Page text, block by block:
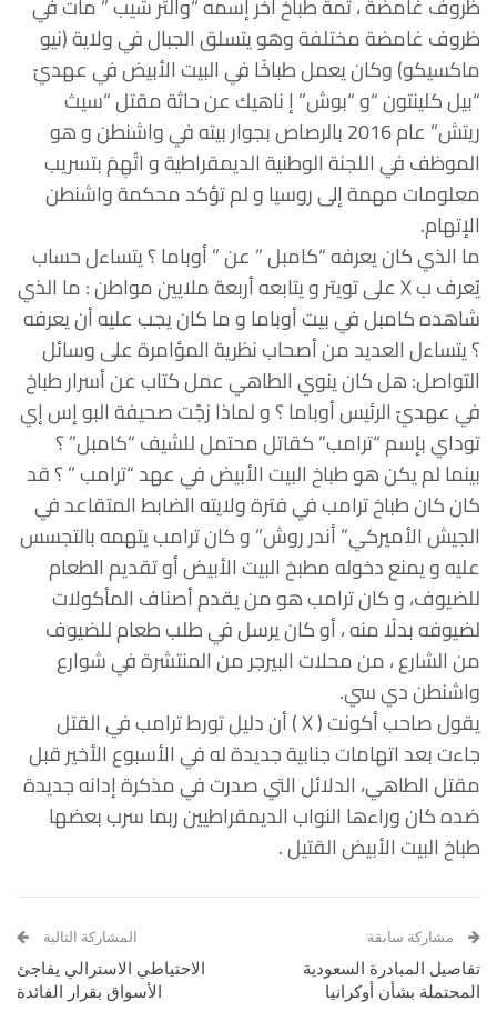
ظروف غامضة مختلفة وهو يتسلق الجبال في ولاية (نيو
ماكسيكو) وكان يعمل طباخًا في البيت الأبيض في عهديّ
“بيل كلينتون “و “بوش” إ ناهيك عن حاثة مقتل “سيث
ريتش” عام 2016 بالرصاص بجوار بيته في واشنطن و هو
الموظف في اللجنة الوطنية الديمقراطية و اتُهِمَ بتسريب
معلومات مهمة إلى روسيا و لم تؤكد محكمة واشنطن
الإتهام.
ما الذي كان يعرفه “كامبل ” عن ” أوباما ؟ يتساءل حساب
يُعرف ب X على تويتر و يتابعه أربعة ملايين مواطن : ما الذي
شاهده كامبل في بيت أوباما و ما كان يجب عليه أن يعرفه
؟ يتساءل العديد من أصحاب نظرية المؤامرة على وسائل
التواصل: هل كان ينوي الطاهي عمل كتاب عن أسرار طباخ
في عهديّ الرئيس أوباما ؟ و لماذا زجّت صحيفة البو إس إي
توداي بإسم “ترامب” كقاتل محتمل للشيف “كامبل” ؟
بينما لم يكن هو طباخ البيت الأبيض في عهد “ترامب ” ؟ قد
كان كان طباخ ترامب في فترة ولايته الضابط المتقاعد في
الجيش الأميركي” أندر روش” و كان ترامب يتهمه بالتجسس
عليه و يمنع دخوله مطبخ البيت الأبيض أو تقديم الطعام
للضيوف، و كان ترامب هو من يقدم أصناف المأكولات
لضيوفه بدلًا منه ، أو كان يرسل في طلب طعام للضيوف
من الشارع ، من محلات البيرجر من المنتشرة في شوارع
واشنطن دي سي.
يقول صاحب أكونت ( X ) أن دليل تورط ترامب في القتل
جاءت بعد اتهامات جنابية جديدة له في الأسبوع الأخير قبل
مقتل الطاهي، الدلائل التي صدرت في مذكرة إدانه جديدة
ضده كان وراءها النواب الديمقراطيين ربما سرب بعضها
طباخ البيت الأبيض القتيل .
مشاركة سابقة
تفاصيل المبادرة السعودية
المحتملة بشأن أوكرانيا
المشاركة التالية
الاحتياطي الاسترالي يفاجئ
الأسواق بقرار الفائدة